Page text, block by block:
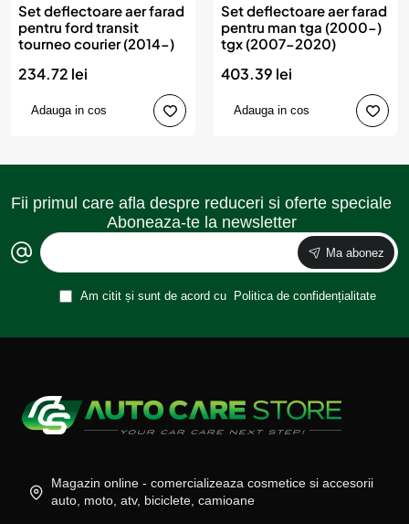
Set deflectoare aer farad
pentru ford transit
tourneo courier (2014-)
234.72 lei
Adauga in cos
Set deflectoare aer farad
pentru man tga (2000-)
tgx (2007-2020)
403.39 lei
Adauga in cos
Fii primul care afla despre reduceri si oferte speciale
Aboneaza-te la newsletter
Ma abonez
Am citit și sunt de acord cu Politica de confidențialitate
Magazin online - comercializeaza cosmetice si accesorii
auto, moto, atv, biciclete, camioane